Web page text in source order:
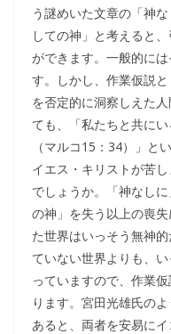
う謎めいた文章の「神
しての神」と考えると
ができます。一般的に
す。しかし、作業仮説
を否定的に洞察しえた
ても、「私たちと共に
（マルコ15：34）」と
イエス・キリストが苦
でしょうか。「神なし
の神」を失う以上の喪
た世界はいっそう無神
ていない世界よりも、
っていますので、作業
ります。宮田光雄氏の
あると、両者を安易に